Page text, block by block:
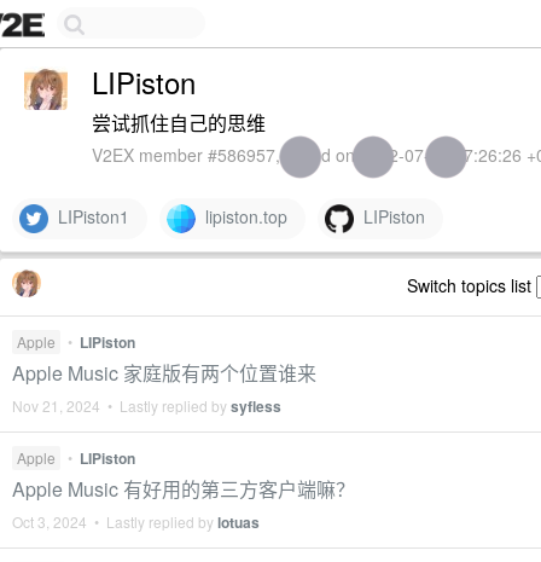
LIPiston
尝试抓住自己的思维
V2EX member #586957, joined on 2022-07-04 17:26:26
LIPiston1 lipiston.top LIPiston
Switch topics list
Apple • LIPiston
Apple Music 家庭版有两个位置谁来
Nov 21, 2024 • Lastly replied bysyfless
Apple • LIPiston
Apple Music 有好用的第三方客户端嘛？
Oct 3, 2024 • Lastly replied bylotuas